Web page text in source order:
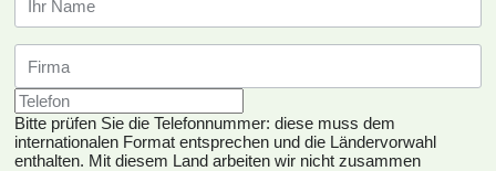
Bitte prüfen Sie die Telefonnummer: diese muss dem
internationalen Format entsprechen und die Ländervorwahl
enthalten. Mit diesem Land arbeiten wir nicht zusammen